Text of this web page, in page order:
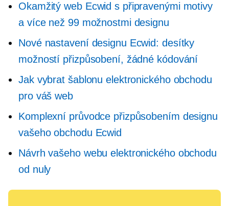
Okamžitý web Ecwid s připravenými motivy
a více než 99 možnostmi designu
Nové nastavení designu Ecwid: desítky
možností přizpůsobení, žádné kódování
Jak vybrat šablonu elektronického obchodu
pro váš web
Komplexní průvodce přizpůsobením designu
vašeho obchodu Ecwid
Návrh vašeho webu elektronického obchodu
od nuly